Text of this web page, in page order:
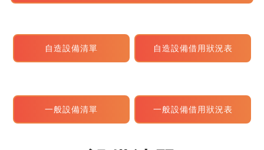
自造設備清單 自造設備借用狀況表
一般設備清單 一般設備借用狀況表